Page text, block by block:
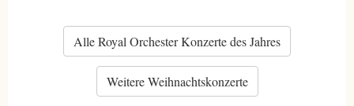
Alle Royal Orchester Konzerte des Jahres
Weitere Weihnachtskonzerte